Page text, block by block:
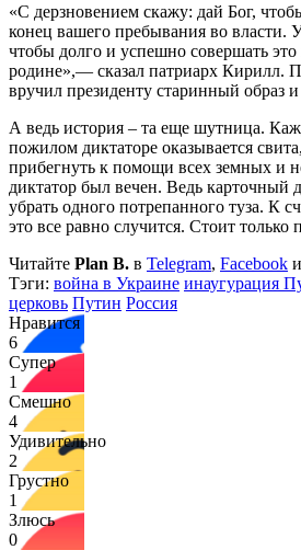
«С дерзновением скажу: дай Бог,
конец вашего пребывания во власти. У
чтобы долго и успешно совершать
родине»,— сказал патриарх Кирилл.
вручил президенту старинный образ и
А ведь история – та еще шутница.
пожилом диктаторе оказывается
прибегнуть к помощи всех земных и
диктатор был вечен. Ведь карточный
убрать одного потрепанного туза. К
это все равно случится. Стоит только
Читайте Plan B. в Telegram, Facebook и
Тэги: война в Украине инаугурация
церковь Путин Россия
Нравится
6
Супер
1
Смешно
4
Удивительно
2
Грустно
1
Злюсь
0